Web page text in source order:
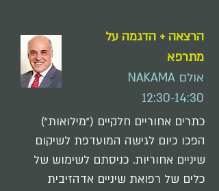
הרצאה + הדגמה על
מתרפא
אולם NAKAMA
12:30-14:30
כתרים אחוריים חלקיים ("מילואות")
הפכו כיום לגישה המועדפת לשיקום
שיניים אחוריות. כניסתם לשימוש של
כלים של רפואת שיניים אדהזיבית